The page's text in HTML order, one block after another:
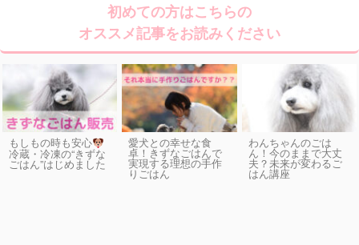
初めての方はこちらの
オススメ記事をお読みください
もしもの時も安心
冷蔵・冷凍の“きずな
ごはん”はじめました
愛犬との幸せな食
卓！きずなごはんで
実現する理想の手作
りごはん
わんちゃんのごは
ん！今のままで大丈
夫？未来が変わるご
はん講座